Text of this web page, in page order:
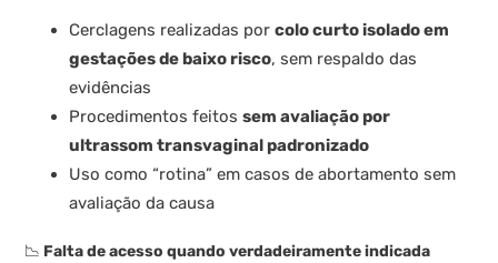
Cerclagens realizadas porcolo curto isolado em
gestações de baixo risco, sem respaldo das
evidências
Procedimentos feitossem avaliação por
ultrassom transvaginal padronizado
Uso como “rotina” em casos de abortamento sem
avaliação da causa
📉 Falta de acesso quando verdadeiramente indicada